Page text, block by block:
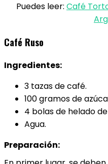
Puedes leer: Café
Café Ruso
Ingredientes:
3 tazas de café.
100 gramos de
4 bolas de helado
Agua.
Preparación: